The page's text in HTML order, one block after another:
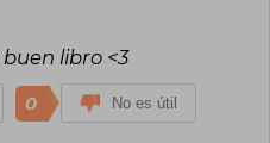
libro <3
0 No es útil